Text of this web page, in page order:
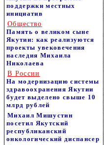
поддержки местных
инициатив
Общество
Память о великом сыне
Якутии: как реализуются
проекты увековечения
наследия Михаила
Николаева
В России
На модернизацию системы
здравоохранения Якутии
будет выделено свыше 10
млрд рублей
Михаил Мишустин
посетил Якутский
республиканский
онкологический диспансер